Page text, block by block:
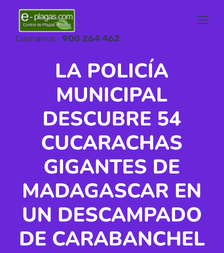
Llamanos : 900 264 462
LA POLICÍA
MUNICIPAL
DESCUBRE 54
CUCARACHAS
GIGANTES DE
MADAGASCAR EN
UN DESCAMPADO
DE CARABANCHEL